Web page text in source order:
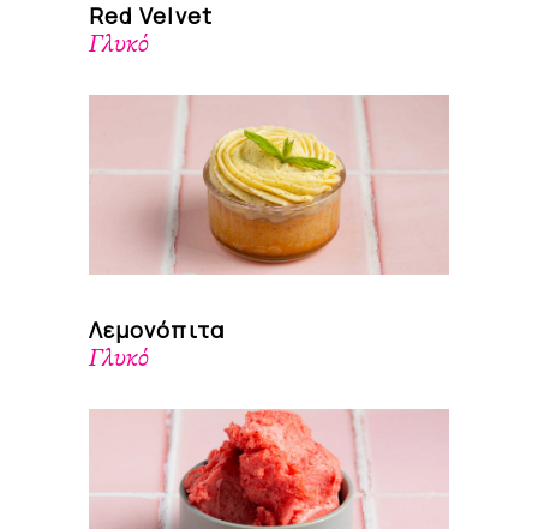
Red Velvet
Γλυκό
Λεμονόπιτα
Γλυκό